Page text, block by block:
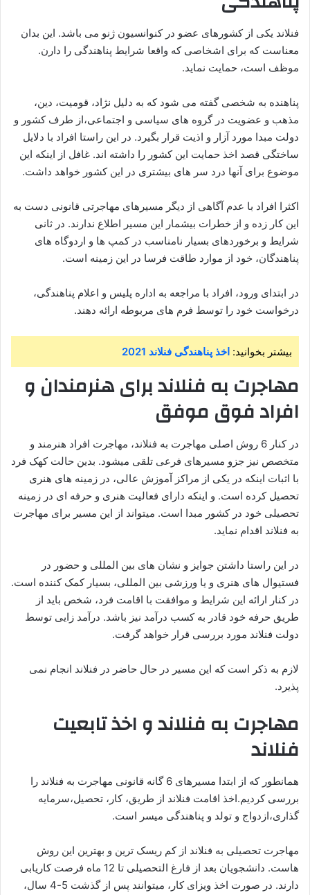
فنلاند یکی از کشورهای عضو در کنوانسیون ژنو می باشد. این بدان
معناست که برای اشخاصی که واقعا شرایط پناهندگی را دارن.
موظف است، حمایت نماید.
پناهنده به شخصی گفته می شود که به دلیل نژاد، قومیت، دین،
مذهب و عضویت در گروه های سیاسی و اجتماعی،از طرف کشور و
دولت مبدا مورد آزار و اذیت قرار بگیرد. در این راستا افراد با دلایل
ساختگی قصد اخذ حمایت این کشور را داشته اند. غافل از اینکه این
موضوع برای آنها درد سر های بیشتری در این کشور خواهد داشت.
اکثرا افراد با عدم آگاهی از دیگر مسیرهای مهاجرتی قانونی دست به
این کار زده و از خطرات بیشمار این مسیر اطلاع ندارند. در ثانی
شرایط و برخوردهای بسیار نامناسب در کمپ ها و اردوگاه های
پناهندگان، خود از موارد طاقت فرسا در این زمینه است.
در ابتدای ورود، افراد با مراجعه به اداره پلیس و اعلام پناهندگی،
درخواست خود را توسط فرم های مربوطه ارائه دهند.
بیشتر بخوانید: اخذ پناهندگی فنلاند 2021
مهاجرت به فنلاند برای هنرمندان و
افراد فوق موفق
در کنار 6 روش اصلی مهاجرت به فنلاند، مهاجرت افراد هنرمند و
متخصص نیز جزو مسیرهای فرعی تلقی میشود. بدین حالت کهک فرد
با اثبات اینکه در یکی از مراکز‌ آموزش عالی، در زمینه های هنری
تحصیل کرده است. و اینکه دارای فعالیت هنری و حرفه ای در زمینه
تحصیلی خود در کشور مبدا است. میتواند از این مسیر برای مهاجرت
به فنلاند اقدام نماید.
در این راستا داشتن جوایز و نشان های بین المللی و حضور در
فستیوال های هنری و یا ورزشی بین المللی، بسیار کمک کننده است.
در کنار ارائه این شرایط و موافقت با اقامت فرد، شخص باید از
طریق حرفه خود قادر به کسب درآمد نیز باشد. درآمد زایی توسط
دولت فنلاند مورد بررسی قرار خواهد گرفت.
لازم به ذکر است که این مسیر در حال حاضر در فنلاند انجام نمی
پذیرد.
مهاجرت به فنلاند و اخذ تابعیت
فنلاند
همانطور که از ابتدا مسیرهای 6 گانه قانونی مهاجرت به فنلاند را
بررسی کردیم.اخذ اقامت فنلاند از طریق، کار، تحصیل،سرمایه
گذاری،ازدواج و تولد و پناهندگی میسر است.
مهاجرت تحصیلی به فنلاند از کم ریسک ترین و بهترین این روش
هاست. دانشجویان بعد از فارغ التحصیلی تا 12 ماه فرصت کاریابی
دارند. در صورت اخذ ویزای کار، میتوانند پس از گذشت 5-4 سال،